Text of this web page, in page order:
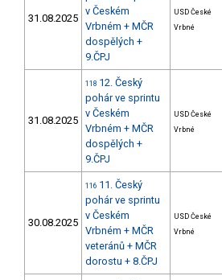
31.08.2025
v Českém
Vrbném + MČR
dospělých +
9.ČPJ
USD České
Vrbné
31.08.2025
118 12. Český
pohár ve sprintu
v Českém
Vrbném + MČR
dospělých +
9.ČPJ
USD České
Vrbné
30.08.2025
116 11. Český
pohár ve sprintu
v Českém
Vrbném + MČR
veteránů + MČR
dorostu + 8.ČPJ
USD České
Vrbné